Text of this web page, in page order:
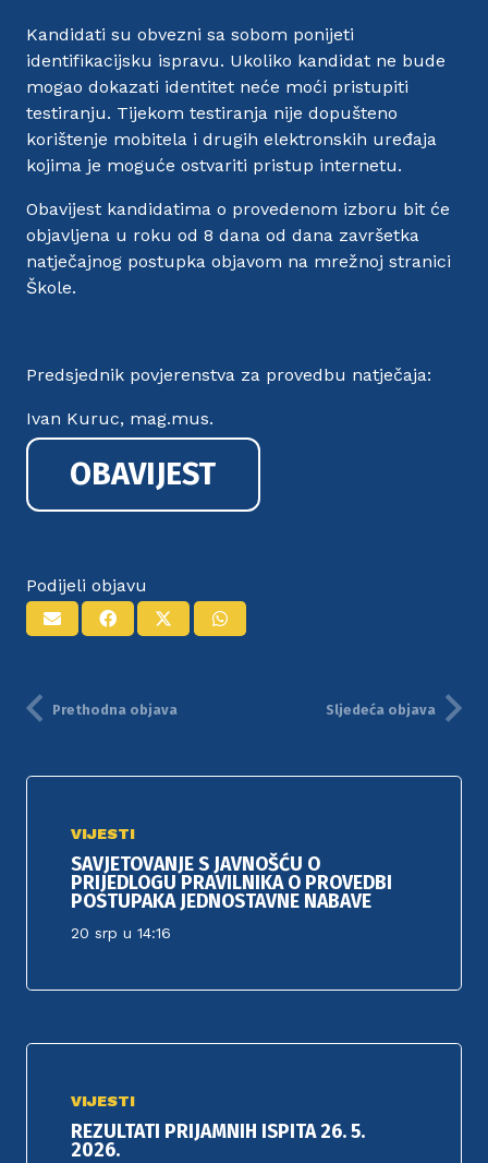
Kandidati su obvezni sa sobom ponijeti
identifikacijsku ispravu. Ukoliko kandidat ne bude
mogao dokazati identitet neće moći pristupiti
testiranju. Tijekom testiranja nije dopušteno
korištenje mobitela i drugih elektronskih uređaja
kojima je moguće ostvariti pristup internetu.
Obavijest kandidatima o provedenom izboru bit će
objavljena u roku od 8 dana od dana završetka
natječajnog postupka objavom na mrežnoj stranici
Škole.
Predsjednik povjerenstva za provedbu natječaja:
Ivan Kuruc, mag.mus.
OBAVIJEST
Podijeli objavu
Prethodna objava Sljedeća objava
VIJESTI
SAVJETOVANJE S JAVNOŠĆU O
PRIJEDLOGU PRAVILNIKA O PROVEDBI
POSTUPAKA JEDNOSTAVNE NABAVE
20 srp u 14:16
VIJESTI
REZULTATI PRIJAMNIH ISPITA 26. 5.
2026.